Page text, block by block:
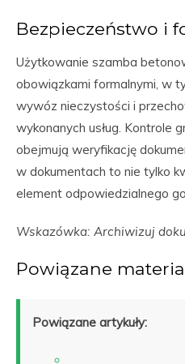
Bezpieczeństwo i
Użytkowanie szamba
obowiązkami formalnymi, w
wywóz nieczystości i
wykonanych usług. Kontrole
obejmują weryfikację
w dokumentach to nie tylko
element odpowiedzialnego
Wskazówka: Archiwizuj
Powiązane
Powiązane artykuły: